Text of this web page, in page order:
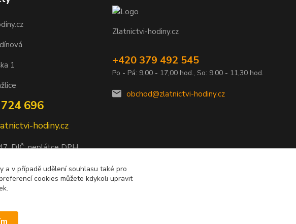
1
696
hodiny.cz
, DIČ: neplátce DPH
2500452838/2010
Zlatnictvi-hodiny.cz
+420 379 492 545
Po - Pá: 9,00 - 17,00 hod., So: 9,00 - 11,30 hod.
obchod@zlatnictvi-hodiny.cz
a v případě udělení souhlasu také pro
cookies můžete kdykoli upravit